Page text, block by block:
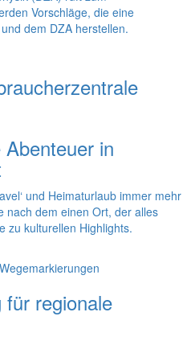
Vorschläge, die eine
dem DZA herstellen.
in
und Heimaturlaub immer mehr
nach dem einen Ort, der alles
zu kulturellen Highlights.
für regionale